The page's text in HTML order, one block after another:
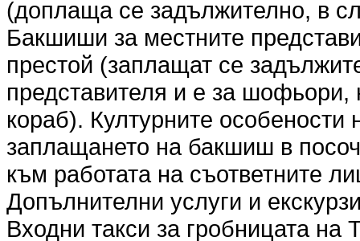
(доплаща се задължително, в
Бакшиши за местните
престой (заплащат се
представителя и е за шофьори,
кораб). Културните особености
заплащането на бакшиш в
към работата на съответните
Допълнителни услуги и
Входни такси за гробницата на